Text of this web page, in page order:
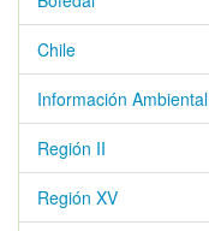
Chile
Información Ambiental
Región II
Región XV